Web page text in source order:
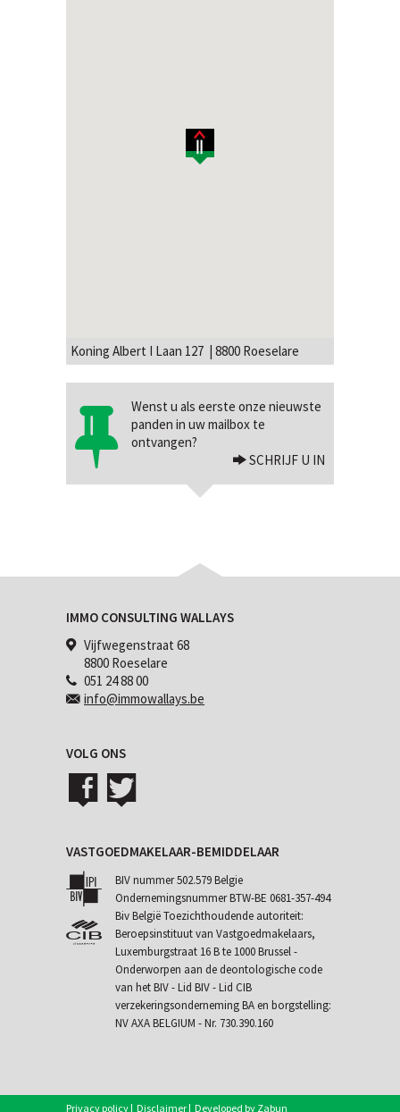
Koning Albert I Laan 127 | 8800 Roeselare
Wenst u als eerste onze nieuwste
panden in uw mailbox te
ontvangen?
SCHRIJF U IN
IMMO CONSULTING WALLAYS
Vijfwegenstraat 68
8800 Roeselare
051 24 88 00
info@immowallays.be
VOLG ONS
VASTGOEDMAKELAAR-BEMIDDELAAR
BIV nummer 502.579 Belgie
Ondernemingsnummer BTW-BE 0681-357-494
Biv België Toezichthoudende autoriteit:
Beroepsinstituut van Vastgoedmakelaars,
Luxemburgstraat 16 B te 1000 Brussel -
Onderworpen aan de deontologische code
van het BIV- Lid BIV - Lid CIB
verzekeringsonderneming BA en borgstelling:
NV AXA BELGIUM - Nr. 730.390.160
Privacy policy| Disclaimer| Developed by Zabun